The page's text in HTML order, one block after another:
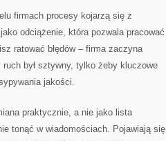
firmach procesy kojarzą się z
odciążenie, która pozwala pracować
ratować błędów – firma zaczyna
był sztywny, tylko żeby kluczowe
jakości.
praktycznie, a nie jako lista
tonąć w wiadomościach. Pojawiają się